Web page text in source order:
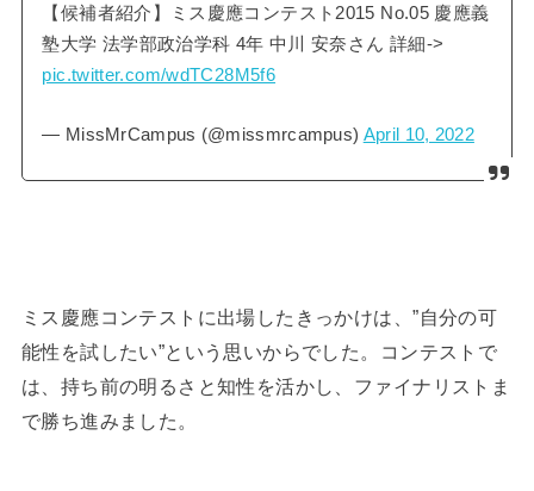
【候補者紹介】ミス慶應コンテスト2015 No.05 慶應義
塾大学 法学部政治学科 4年 中川 安奈さん 詳細->
pic.twitter.com/wdTC28M5f6
— MissMrCampus (@missmrcampus) April 10, 2022
ミス慶應コンテストに出場したきっかけは、”自分の可
能性を試したい”という思いからでした。コンテストで
は、持ち前の明るさと知性を活かし、ファイナリストま
で勝ち進みました。